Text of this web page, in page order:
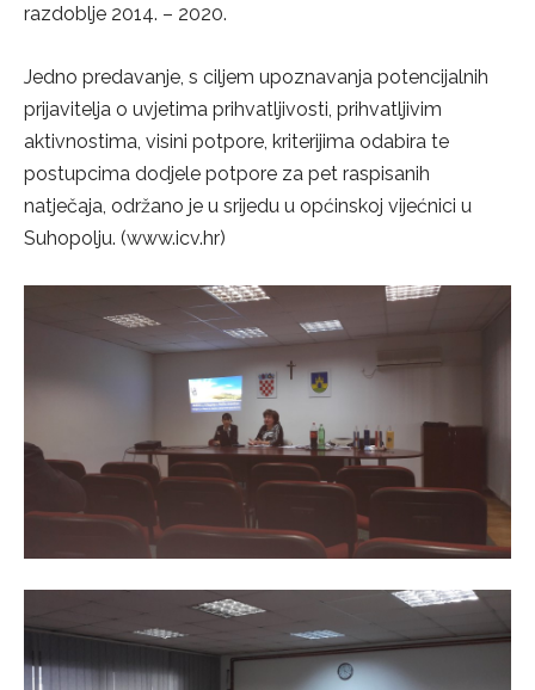
razdoblje 2014. – 2020.
Jedno predavanje, s ciljem upoznavanja potencijalnih
prijavitelja o uvjetima prihvatljivosti, prihvatljivim
aktivnostima, visini potpore, kriterijima odabira te
postupcima dodjele potpore za pet raspisanih
natječaja, održano je u srijedu u općinskoj vijećnici u
Suhopolju. (www.icv.hr)